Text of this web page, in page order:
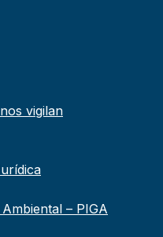
vigilan
– PIGA